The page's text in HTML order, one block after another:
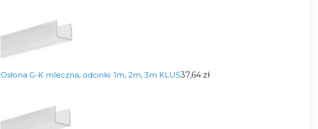
Osłona G-K mleczna, odcinki: 1m, 2m, 3m KLUŚ37,64 zł